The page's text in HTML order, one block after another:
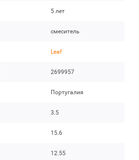
5 лет
смеситель
Leaf
2699957
Португалия
3.5
15.6
12.55